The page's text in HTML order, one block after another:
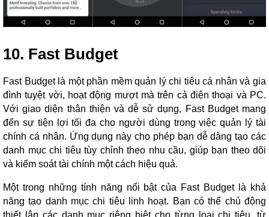
10. Fast Budget
Fast Budget là một phần mềm quản lý chi tiêu cá nhân và gia
đình tuyệt vời, hoạt động mượt mà trên cả điện thoại và PC.
Với giao diện thân thiện và dễ sử dụng, Fast Budget mang
đến sự tiện lợi tối đa cho người dùng trong việc quản lý tài
chính cá nhân. Ứng dụng này cho phép bạn dễ dàng tạo các
danh mục chi tiêu tùy chỉnh theo nhu cầu, giúp bạn theo dõi
và kiểm soát tài chính một cách hiệu quả.
Một trong những tính năng nổi bật của Fast Budget là khả
năng tạo danh mục chi tiêu linh hoạt. Bạn có thể chủ động